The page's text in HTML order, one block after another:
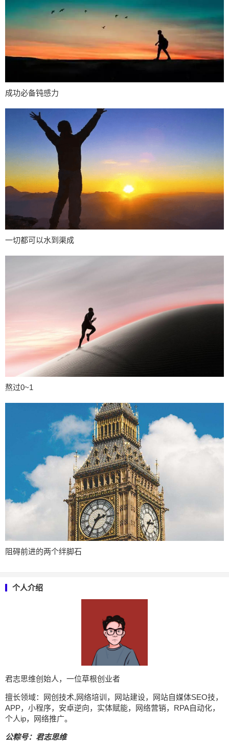
成功必备钝感力
一切都可以水到渠成
熬过0~1
阻碍前进的两个绊脚石
个人介绍
君志思维创始人，一位草根创业者
擅长领域：网创技术,网络培训，网站建设，网站自媒体SEO技，
APP，小程序，安卓逆向，实体赋能，网络营销，RPA自动化，
个人ip，网络推广。
公粽号：君志思维